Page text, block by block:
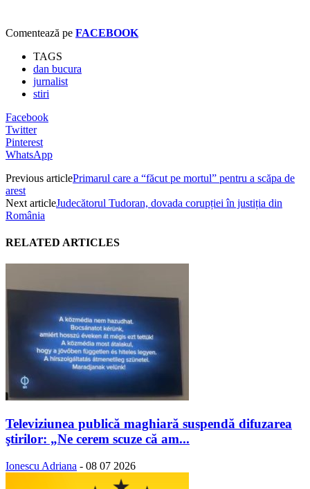
Comentează pe FACEBOOK
TAGS
dan bucura
jurnalist
stiri
Facebook
Twitter
Pinterest
WhatsApp
Previous articlePrimarul care a “făcut pe mortul” pentru a scăpa de
arest
Next articleJudecătorul Tudoran, dovada corupției în justiția din
România
RELATED ARTICLES
Televiziunea publică maghiară suspendă difuzarea
ştirilor: „Ne cerem scuze că am...
Ionescu Adriana - 08 07 2026